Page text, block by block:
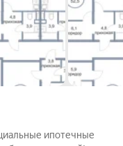
ипотечные